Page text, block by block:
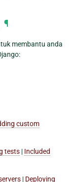
¶
membantu anda
custom
tests | Included
| Deploying